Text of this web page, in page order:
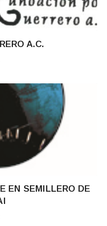
A.C.
EN SEMILLERO DE